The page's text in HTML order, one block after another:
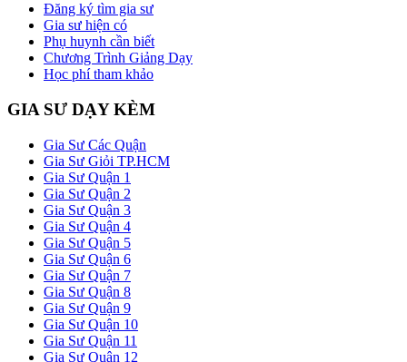
Đăng ký tìm gia sư
Gia sư hiện có
Phụ huynh cần biết
Chương Trình Giảng Dạy
Học phí tham khảo
GIA SƯ DẠY KÈM
Gia Sư Các Quận
Gia Sư Giỏi TP.HCM
Gia Sư Quận 1
Gia Sư Quận 2
Gia Sư Quận 3
Gia Sư Quận 4
Gia Sư Quận 5
Gia Sư Quận 6
Gia Sư Quận 7
Gia Sư Quận 8
Gia Sư Quận 9
Gia Sư Quận 10
Gia Sư Quận 11
Gia Sư Quận 12